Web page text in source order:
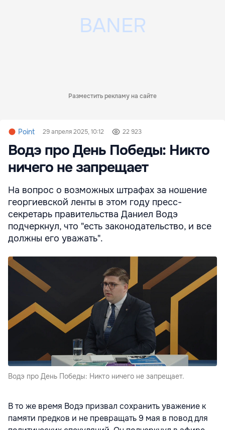
Разместить рекламу на сайте
Point 29 апреля 2025, 10:12 22 923
Водэ про День Победы: Никто
ничего не запрещает
На вопрос о возможных штрафах за ношение
георгиевской ленты в этом году пресс-
секретарь правительства Даниел Водэ
подчеркнул, что "есть законодательство, и все
должны его уважать".
Водэ про День Победы: Никто ничего не запрещает.
В то же время Водэ призвал сохранить уважение к
памяти предков и не превращать 9 мая в повод для